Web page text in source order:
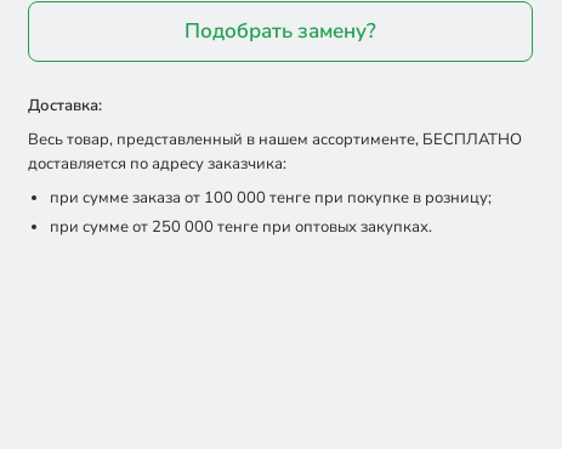
Подобрать замену?
Доставка:
Весь товар, представленный в нашем ассортименте, БЕСПЛАТНО
доставляется по адресу заказчика:
при сумме заказа от 100 000 тенге при покупке в розницу;
при сумме от 250 000 тенге при оптовых закупках.